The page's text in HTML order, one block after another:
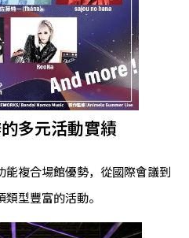
多元活動實績
複合場館優勢，從國際會議到
型豐富的活動。